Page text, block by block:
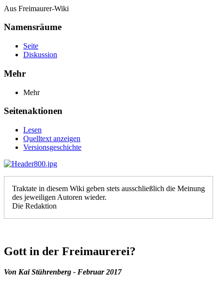
Aus Freimaurer-Wiki
Namensräume
Seite
Diskussion
Mehr
Mehr
Seitenaktionen
Lesen
Quelltext anzeigen
Versionsgeschichte
Traktate in diesem Wiki geben stets ausschließlich die Meinung
des jeweiligen Autoren wieder.
Die Redaktion
Gott in der Freimaurerei?
Von Kai Stührenberg - Februar 2017